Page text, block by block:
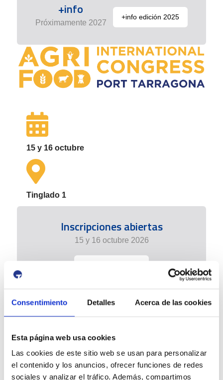
Consentimiento Detalles Acerca de las cookies
Esta página web usa cookies
Las cookies de este sitio web se usan para personalizar
el contenido y los anuncios, ofrecer funciones de redes
sociales y analizar el tráfico. Además, compartimos
+info
Próximamente 2027
+info edición 2025
15 y 16 octubre
Tinglado 1
Inscripciones abiertas
15 y 16 octubre 2026